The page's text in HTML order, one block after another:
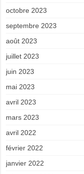
octobre 2023
septembre 2023
août 2023
juillet 2023
juin 2023
mai 2023
avril 2023
mars 2023
avril 2022
février 2022
janvier 2022